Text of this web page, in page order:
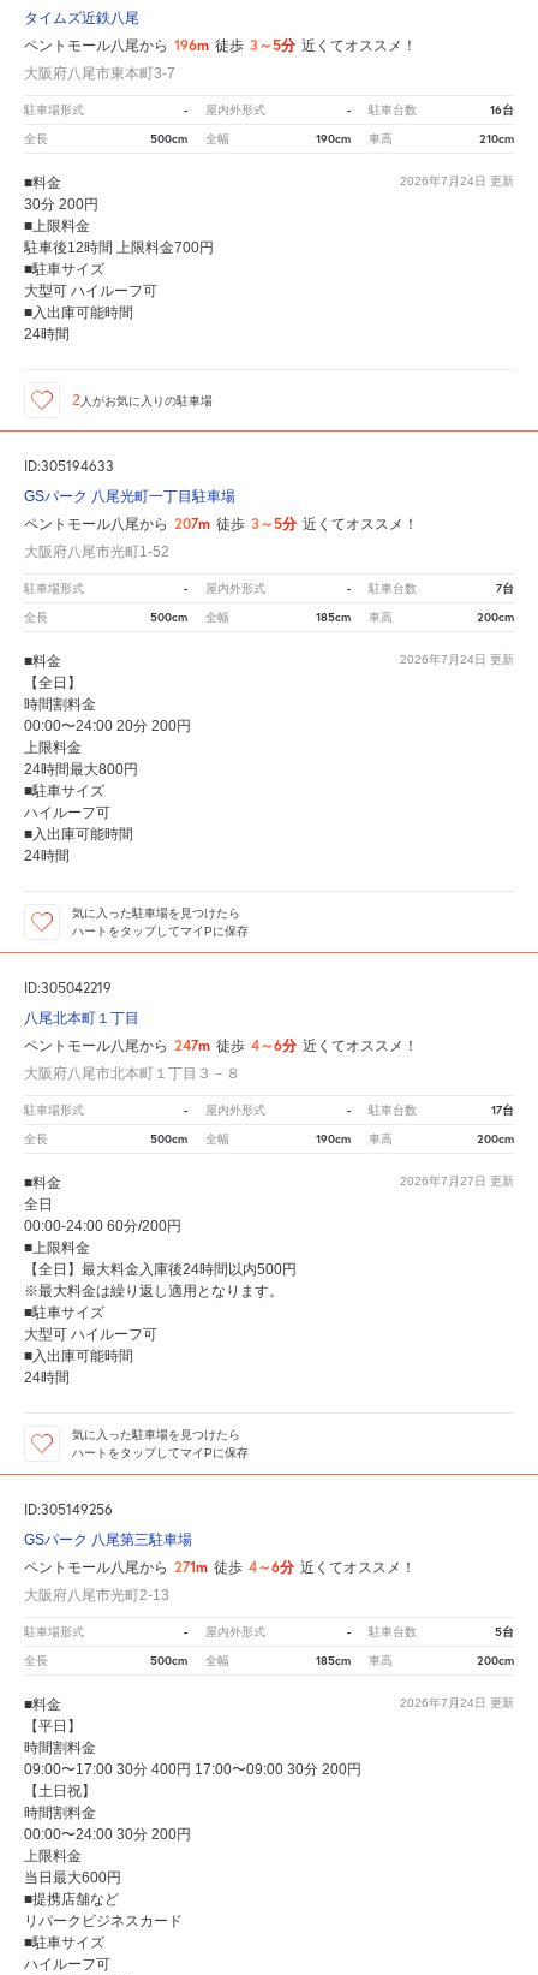
タイムズ近鉄八尾
ペントモール八尾から 196m 徒歩 3～5分 近くてオススメ！
大阪府八尾市東本町3-7
駐車場形式 - 屋内外形式 - 駐車台数 16台
全長 500cm 全幅 190cm 車高 210cm
2026年7月24日 更新
■料金
30分 200円
■上限料金
駐車後12時間 上限料金700円
■駐車サイズ
大型可 ハイルーフ可
■入出庫可能時間
24時間
2 人がお気に入りの駐車場
ID:305194633
GSパーク 八尾光町一丁目駐車場
ペントモール八尾から 207m 徒歩 3～5分 近くてオススメ！
大阪府八尾市光町1-52
駐車場形式 - 屋内外形式 - 駐車台数 7台
全長 500cm 全幅 185cm 車高 200cm
2026年7月24日 更新
■料金
【全日】
時間割料金
00:00〜24:00 20分 200円
上限料金
24時間最大800円
■駐車サイズ
ハイルーフ可
■入出庫可能時間
24時間
気に入った駐車場を見つけたら
ハートをタップしてマイPに保存
ID:305042219
八尾北本町１丁目
ペントモール八尾から 247m 徒歩 4～6分 近くてオススメ！
大阪府八尾市北本町１丁目３－８
駐車場形式 - 屋内外形式 - 駐車台数 17台
全長 500cm 全幅 190cm 車高 200cm
2026年7月27日 更新
■料金
全日
00:00-24:00 60分/200円
■上限料金
【全日】最大料金入庫後24時間以内500円
※最大料金は繰り返し適用となります。
■駐車サイズ
大型可 ハイルーフ可
■入出庫可能時間
24時間
気に入った駐車場を見つけたら
ハートをタップしてマイPに保存
ID:305149256
GSパーク 八尾第三駐車場
ペントモール八尾から 271m 徒歩 4～6分 近くてオススメ！
大阪府八尾市光町2-13
駐車場形式 - 屋内外形式 - 駐車台数 5台
全長 500cm 全幅 185cm 車高 200cm
2026年7月24日 更新
■料金
【平日】
時間割料金
09:00〜17:00 30分 400円 17:00〜09:00 30分 200円
【土日祝】
時間割料金
00:00〜24:00 30分 200円
上限料金
当日最大600円
■提携店舗など
リパークビジネスカード
■駐車サイズ
ハイルーフ可